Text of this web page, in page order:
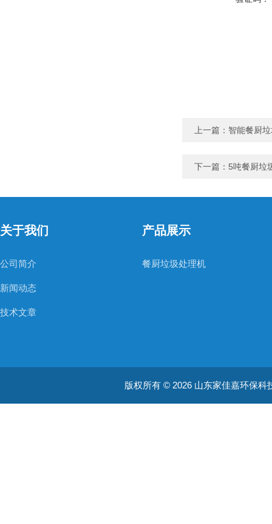
上一篇： 智能餐厨
下一篇： 5吨餐厨垃
关于我们
公司简介
新闻动态
技术文章
产品展示
餐厨垃圾处理机
版权所有 © 2026 山东家佳嘉环保